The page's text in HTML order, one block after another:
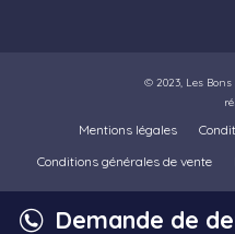
© 2023, Les
Mentions légales
Conditions générales de vente
Demande de